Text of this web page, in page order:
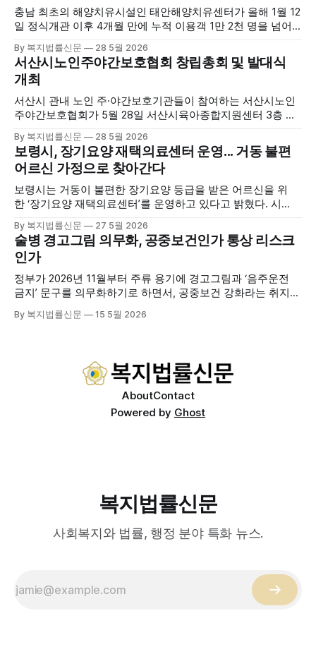
충남 최초의 해양치유시설인 태안해양치유센터가 올해 1월 12
일 정식개관 이후 4개월 만에 누적 이용객 1만 2천 명을 넘어
양자원을 활용한 맞춤형 프로그램과 차별화된 웰니스 콘텐츠
를 선보이며 관광객과 군민의 발길을 끌고 있다. 센터는 염지
하수, 피트 등 태안의 청정 해양자원을 활용해 몸과 마음의 회
복을 돕는 다양한 프로그램을 운영하고
By 복지법률신문 28 5월 2026
서산시노인주야간보호협회 창립총회 및 발대식
개최
서산시 관내 노인 주·야간보호기관들이 참여하는 서산시노인
주야간보호협회가 5월 28일 서산시육아종합지원센터 3층 공
행사에는 서산시 관내 주·야간보호기관 관계자와 종사자, 유관
기관 내빈 등 약 100여명이 참석했으며, 서산시청 관계자, 서
산시노인복지시설협회, 서산시재가복지협회, 서산시사회복지
사협회 등 지역 노인복지 관련 기관 관계자들이 함께해 협회
출범을 축하했다. 서산시노인주야간보호협회는 서산시 소재
By 복지법률신문 28 5월 2026
보령시, 장기요양 재택의료센터 운영... 거동 불편
어르신 가정으로 찾아간다
보령시는 거동이 불편한 장기요양 등급을 받은 어르신을 위
한 ‘장기요양 재택의료센터’를 운영하고 있다고 밝혔다. 시
고 본격적인 서비스 제공에 나서고 있다. 재택의료센터
는 (한)의사가 거동 불편으로 의료기관 이용이 어렵다고 판단
한 장기요양 등급자를 대상으로, (한)의사·간호사·사회복지사
로 구성된 다학제 팀이 직접 가정을 방문해 건강관리서비스
를 제공하는
By 복지법률신문 27 5월 2026
술병 경고그림 의무화, 공중보건인가 통상 리스크
인가
정부가 2026년 11월부터 주류 용기에 경고그림과 ‘음주운전
금지’ 문구를 의무화하기로 하면서, 공중보건 강화라는 취지와
도는 국제 통상 규범, 영세업체 부담, 소비자 선택권 등 다양한
By 복지법률신문 15 5월 2026
AboutContact
Powered by Ghost
복지법률신문
사회복지와 법률, 행정 분야 특화 뉴스.